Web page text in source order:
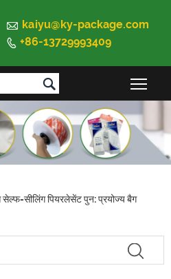
 kaiyu@ky-package.com
 +86-13729993409

सेल्फ-सीलिंग पियरलेसेंट पुन: प्रयोज्य बैग